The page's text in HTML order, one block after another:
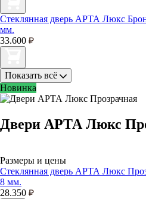
Стеклянная дверь АРТА Люкс
мм.
33.600
Показать всё
Новинка
Двери АРТА Люкс
Размеры и цены
Стеклянная дверь АРТА Люкс
8 мм.
28.350